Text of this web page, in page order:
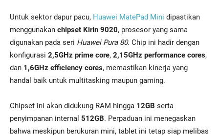
Untuk sektor dapur pacu, Huawei MatePad Mini dipastikan
menggunakan chipset Kirin 9020, prosesor yang sama
digunakan pada seri Huawei Pura 80. Chip ini hadir dengan
konfigurasi 2,5GHz prime core, 2,15GHz performance cores,
dan 1,6GHz efficiency cores, memastikan kinerja yang
handal baik untuk multitasking maupun gaming.
Chipset ini akan didukung RAM hingga 12GB serta
penyimpanan internal 512GB. Perpaduan ini menegaskan
bahwa meskipun berukuran mini, tablet ini tetap siap melibas